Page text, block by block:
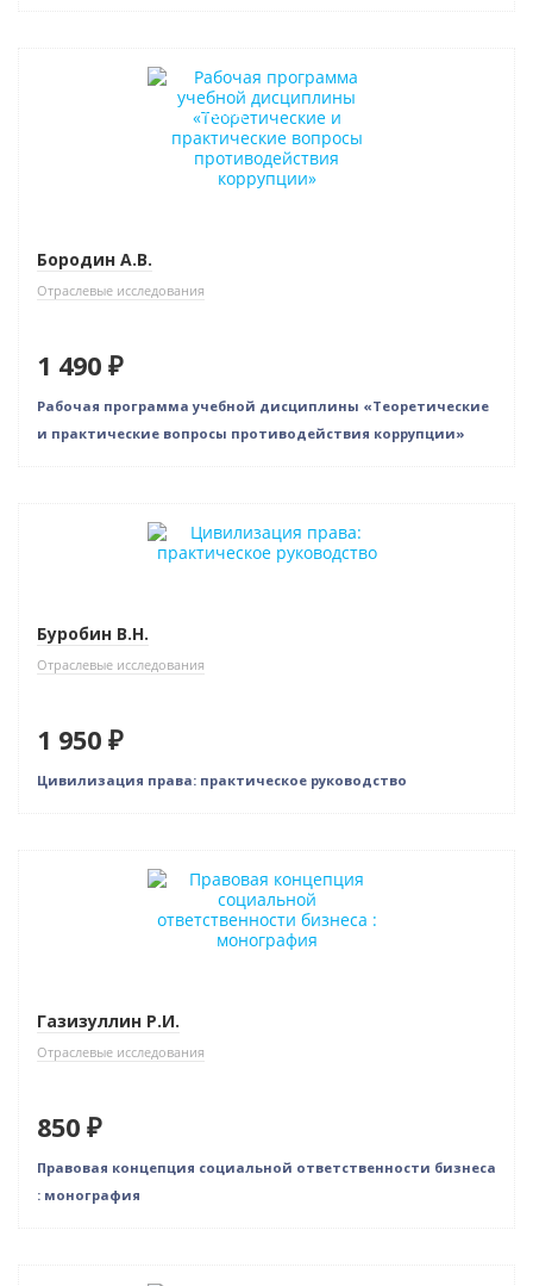
Индивидуальный подход
Бородин А.В.
Отраслевые исследования
1 490 ₽
Рабочая программа учебной дисциплины «Теоретические
и практические вопросы противодействия коррупции»
Буробин В.Н.
Отраслевые исследования
1 950 ₽
Цивилизация права: практическое руководство
Газизуллин Р.И.
Отраслевые исследования
850 ₽
Правовая концепция социальной ответственности бизнеса
: монография